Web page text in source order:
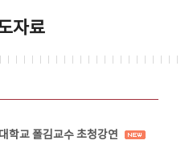
자료
학교 폴김교수 초청강연